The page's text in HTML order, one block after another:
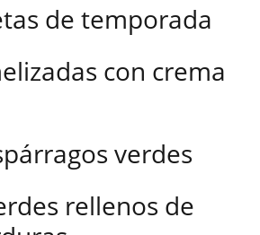
de temporada
con crema
verdes
rellenos de